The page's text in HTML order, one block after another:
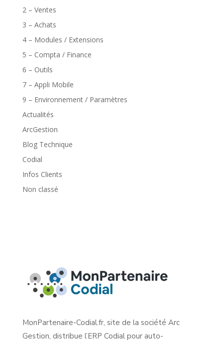
2 – Ventes
3 – Achats
4 – Modules / Extensions
5 – Compta / Finance
6 – Outils
7 – Appli Mobile
9 – Environnement / Paramètres
Actualités
ArcGestion
Blog Technique
Codial
Infos Clients
Non classé
MonPartenaire-Codial.fr, site de la société Arc
Gestion, distribue l’ERP Codial pour auto-